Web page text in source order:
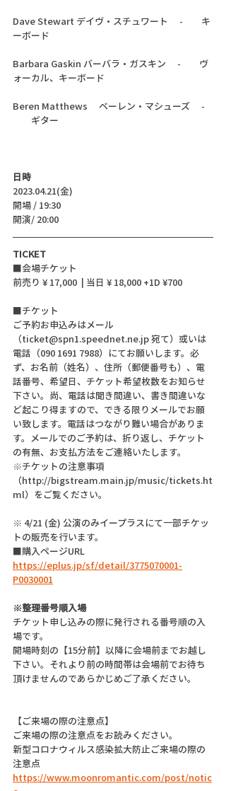
Dave Stewart デイヴ・スチュワート　 -　　キ
ーボード
Barbara Gaskin バーバラ・ガスキン 　-　　ヴ
ォーカル、キーボード
Beren Matthews 　ベーレン・マシューズ 　-
ギター
日時
2023.04.21(金)
開場 / 19:30
開演/ 20:00
TICKET
■会場チケット
前売り ¥ 17,000  | 当日 ¥ 18,000 +1D ¥700
■チケット
ご予約お申込みはメール
（ticket@spn1.speednet.ne.jp 宛て）或いは
電話（090 1691 7988）にてお願いします。必
ず、お名前（姓名）、住所（郵便番号も）、電
話番号、希望日、チケット希望枚数をお知らせ
下さい。尚、電話は聞き間違い、書き間違いな
ど起こり得ますので、できる限りメールでお願
い致します。電話はつながり難い場合がありま
す。メールでのご予約は、折り返し、チケット
の有無、お支払方法をご連絡いたします。
※チケットの注意事項
（http://bigstream.main.jp/music/tickets.ht
ml）をご覧ください。
※ 4/21 (金) 公演のみイープラスにて一部チケッ
トの販売を行います。
■購入ページURL
https://eplus.jp/sf/detail/3775070001-
P0030001
※整理番号順入場
チケット申し込みの際に発行される番号順の入
場です。
開場時刻の【15分前】以降に会場前までお越し
下さい。それより前の時間帯は会場前でお待ち
頂けませんのであらかじめご了承ください。
【ご来場の際の注意点】
ご来場の際の注意点をお読みください。
新型コロナウィルス感染拡大防止ご来場の際の
注意点
https://www.moonromantic.com/post/notic